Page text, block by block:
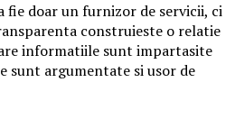
fie doar un furnizor de servicii, ci
construieste o relatie
informatiile sunt impartasite
sunt argumentate si usor de